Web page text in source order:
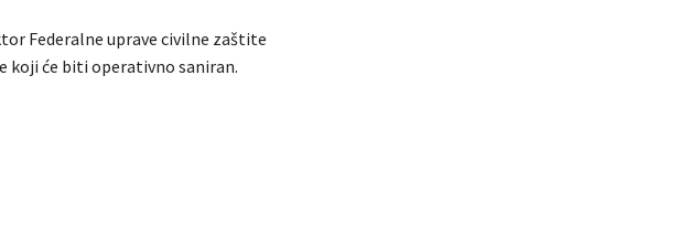
Federalne uprave civilne zaštite
koji će biti operativno saniran.